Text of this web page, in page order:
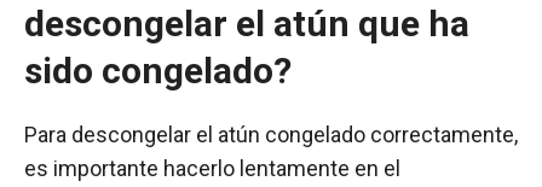
descongelar el atún que ha
sido congelado?
Para descongelar el atún congelado correctamente,
es importante hacerlo lentamente en el